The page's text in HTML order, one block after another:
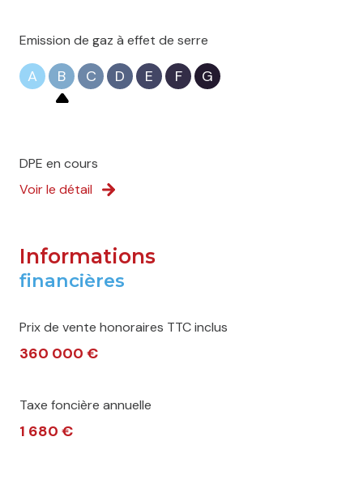
Emission de gaz à effet de serre
A B C D E F G
DPE en cours
Voir le détail
Informations
financières
Prix de vente honoraires TTC inclus
360 000 €
Taxe foncière annuelle
1 680 €